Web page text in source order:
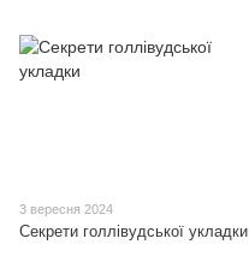
3 вересня 2024
Секрети голлівудської укладки